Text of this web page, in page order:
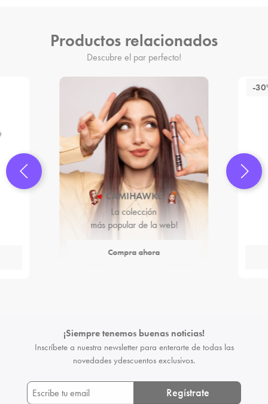
Productos relacionados
Descubre el par perfecto!
CAMIHAWKE
La colección
más popular de la web!
Compra ahora
-
¡Siempre tenemos buenas noticias!
Inscríbete a nuestra newsletter para enterarte de todas las
novedades ydescuentos exclusivos.
Regístrate